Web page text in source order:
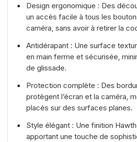
Design ergonomique : Des
un accès facile à tous les
caméra, sans avoir à retirer la
Antidérapant : Une surface
en main ferme et sécurisée,
de glissade.
Protection complète : Des
protègent l’écran et la caméra,
placés sur des surfaces planes.
Style élégant : Une finition
apportant une touche de